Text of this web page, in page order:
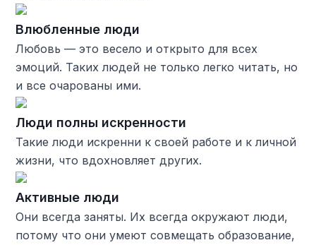
Влюбленные люди
Любовь — это весело и открыто для всех
эмоций. Таких людей не только легко читать, но
и все очарованы ими.
Люди полны искренности
Такие люди искренни к своей работе и к личной
жизни, что вдохновляет других.
Активные люди
Они всегда заняты. Их всегда окружают люди,
потому что они умеют совмещать образование,